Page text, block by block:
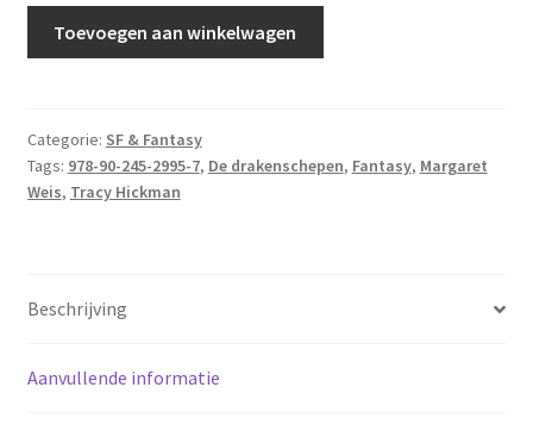
Tracy
-
Het
draak
Toevoegen aan winkelwagen
Categorie: SF & Fantasy
Tags: 978-90-245-2995-7, De drakenschepen, Fantasy, Margaret
Weis, Tracy Hickman
Beschrijving
Aanvullende informatie